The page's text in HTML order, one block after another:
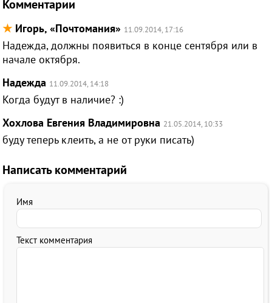
Комментарии
★ Игорь, «Почтомания» 11.09.2014, 17:16
Надежда, должны появиться в конце сентября или в
начале октября.
Надежда 11.09.2014, 14:18
Когда будут в наличие? :)
Хохлова Евгения Владимировна 21.05.2014, 10:33
буду теперь клеить, а не от руки писать)
Написать комментарий
Имя
Текст комментария